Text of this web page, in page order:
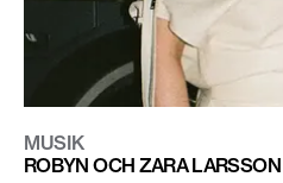
MUSIK
ROBYN OCH ZARA